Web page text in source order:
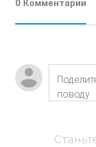
0 Комментарии